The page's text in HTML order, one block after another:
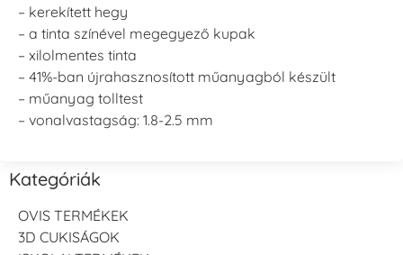
– kerekített hegy
– a tinta színével megegyező kupak
– xilolmentes tinta
– 41%-ban újrahasznosított műanyagból készült
– műanyag tolltest
– vonalvastagság: 1.8-2.5 mm
Kategóriák
OVIS TERMÉKEK
3D CUKISÁGOK